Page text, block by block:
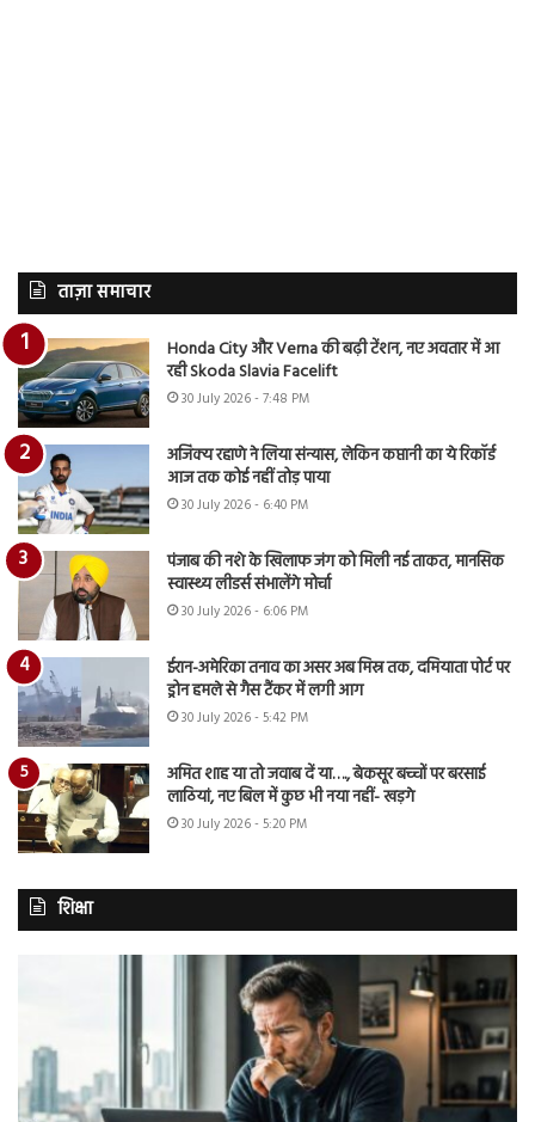
ताज़ा समाचार
Honda City और Verna की बढ़ी टेंशन, नए अवतार में आ
रही Skoda Slavia Facelift
30 July 2026 - 7:48 PM
अजिंक्य रहाणे ने लिया संन्यास, लेकिन कप्तानी का ये रिकॉर्ड
आज तक कोई नहीं तोड़ पाया
30 July 2026 - 6:40 PM
पंजाब की नशे के खिलाफ जंग को मिली नई ताकत, मानसिक
स्वास्थ्य लीडर्स संभालेंगे मोर्चा
30 July 2026 - 6:06 PM
ईरान-अमेरिका तनाव का असर अब मिस्र तक, दमियाता पोर्ट पर
ड्रोन हमले से गैस टैंकर में लगी आग
30 July 2026 - 5:42 PM
अमित शाह या तो जवाब दें या…., बेकसूर बच्चों पर बरसाई
लाठियां, नए बिल में कुछ भी नया नहीं- खड़गे
30 July 2026 - 5:20 PM
शिक्षा